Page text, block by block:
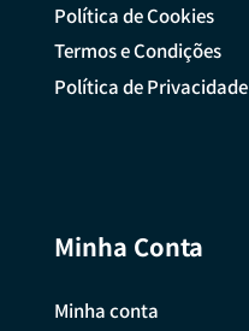
Política de Cookies
Termos e Condições
Política de Privacidade
Minha Conta
Minha conta